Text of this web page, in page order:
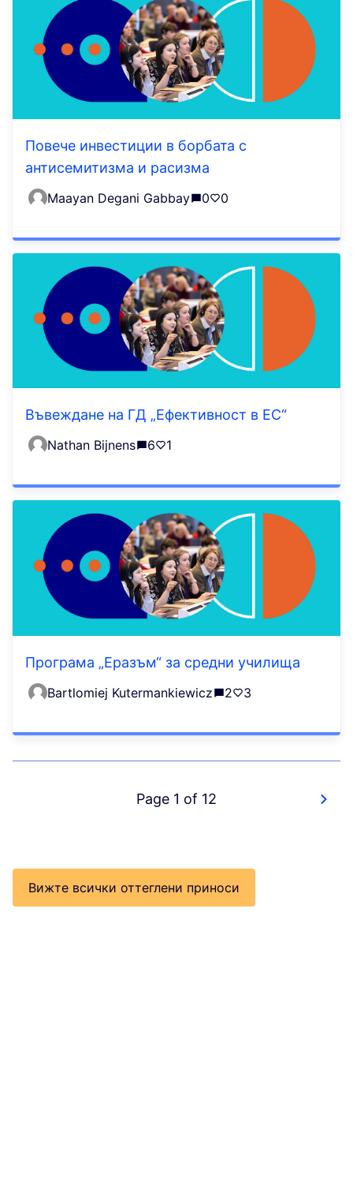
Повече инвестиции в борбата с
антисемитизма и расизма
Maayan Degani Gabbay 0 0
Въвеждане на ГД „Ефективност в ЕС“
Nathan Bijnens 6 1
Програма „Еразъм“ за средни училища
Bartlomiej Kutermankiewicz 2 3
Page 1 of 12
Вижте всички оттеглени приноси